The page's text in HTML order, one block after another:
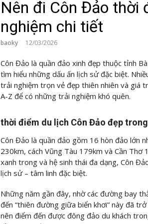
Nên đi Côn Đảo thời
nghiệm chi tiết
baoky 12/03/2026
Côn Đảo là quần đảo xinh đẹp thuộc tỉnh
tìm hiểu những dấu ấn lịch sử đặc biệt.
trải nghiệm trọn vẻ đẹp thiên nhiên và giá
A-Z để có những trải nghiệm khó quên.
thời điểm du lịch Côn Đảo đẹp
Côn Đảo là quần đảo gồm 16 hòn đảo lớn
230km, cách Vũng Tàu 179km và Cần
xanh trong và hệ sinh thái đa dạng, Côn
lịch sử – tâm linh đặc biệt.
Những năm gần đây, nhờ các đường bay
đến “thiên đường giữa biển khơi” này đã
nên điểm đến được đông đảo du khách